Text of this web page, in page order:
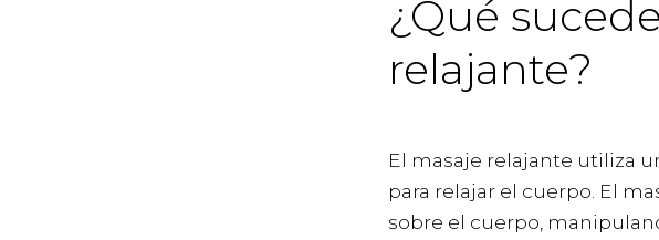
¿Qué
relajante?
El masaje relajante utiliza
para relajar el cuerpo. El
sobre el cuerpo,